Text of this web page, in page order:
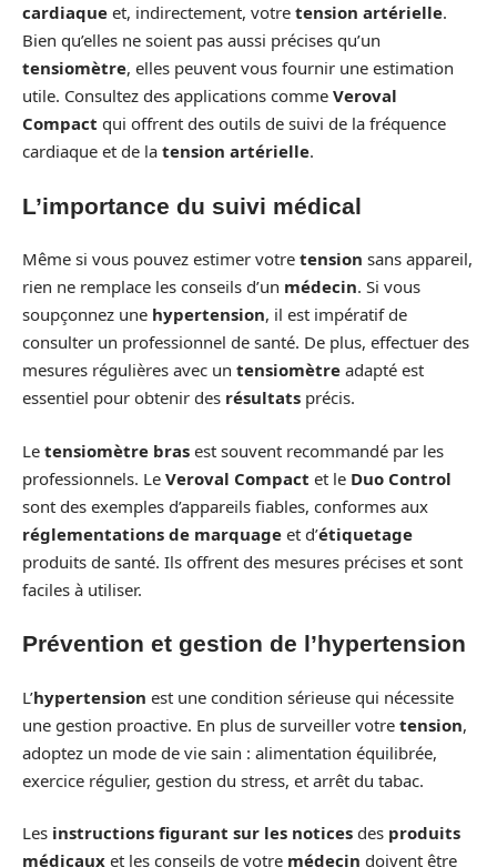
cardiaque et, indirectement, votre tension artérielle.
Bien qu’elles ne soient pas aussi précises qu’un
tensiomètre, elles peuvent vous fournir une estimation
utile. Consultez des applications comme Veroval
Compact qui offrent des outils de suivi de la fréquence
cardiaque et de la tension artérielle.
L’importance du suivi médical
Même si vous pouvez estimer votre tension sans appareil,
rien ne remplace les conseils d’un médecin. Si vous
soupçonnez une hypertension, il est impératif de
consulter un professionnel de santé. De plus, effectuer des
mesures régulières avec un tensiomètre adapté est
essentiel pour obtenir des résultats précis.
Le tensiomètre bras est souvent recommandé par les
professionnels. Le Veroval Compact et le Duo Control
sont des exemples d’appareils fiables, conformes aux
réglementations de marquage et d’étiquetage
produits de santé. Ils offrent des mesures précises et sont
faciles à utiliser.
Prévention et gestion de l’hypertension
L’hypertension est une condition sérieuse qui nécessite
une gestion proactive. En plus de surveiller votre tension,
adoptez un mode de vie sain : alimentation équilibrée,
exercice régulier, gestion du stress, et arrêt du tabac.
Les instructions figurant sur les notices des produits
médicaux et les conseils de votre médecin doivent être